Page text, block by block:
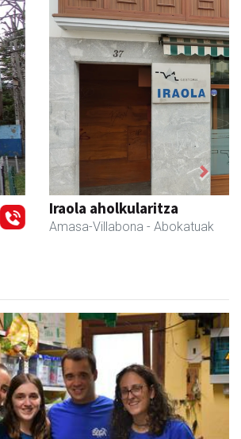
- Abokatuak
Next